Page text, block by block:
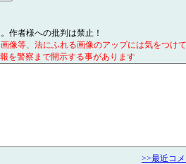
作者様への批判は禁止！
像等、法にふれる画像のアップには気をつけ
を警察まで開示する事があります
>>最近コ